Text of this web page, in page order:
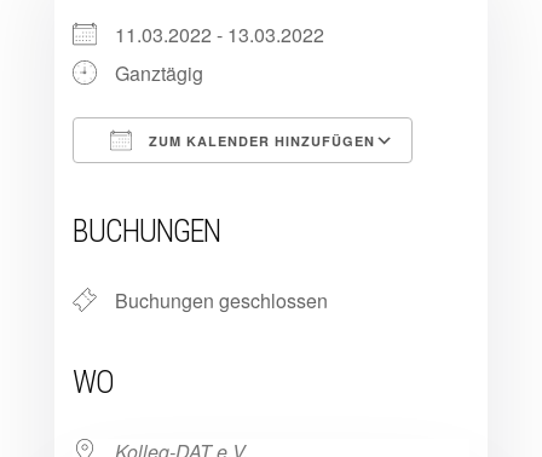
11.03.2022 - 13.03.2022
Ganztägig
ZUM KALENDER HINZUFÜGEN
BUCHUNGEN
Buchungen geschlossen
WO